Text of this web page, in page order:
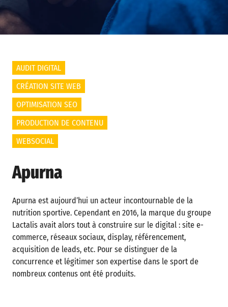
AUDIT DIGITAL
CRÉATION SITE WEB
OPTIMISATION SEO
PRODUCTION DE CONTENU
WEBSOCIAL
Apurna
Apurna est aujourd’hui un acteur incontournable de la
nutrition sportive. Cependant en 2016, la marque du groupe
Lactalis avait alors tout à construire sur le digital : site e-
commerce, réseaux sociaux, display, référencement,
acquisition de leads, etc. Pour se distinguer de la
concurrence et légitimer son expertise dans le sport de
nombreux contenus ont été produits.